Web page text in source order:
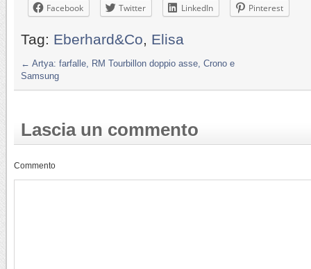
Facebook Twitter LinkedIn Pinterest
Tag: Eberhard&Co, Elisa
← Artya: farfalle, RM Tourbillon doppio asse, Crono e
Samsung
Lascia un commento
Commento